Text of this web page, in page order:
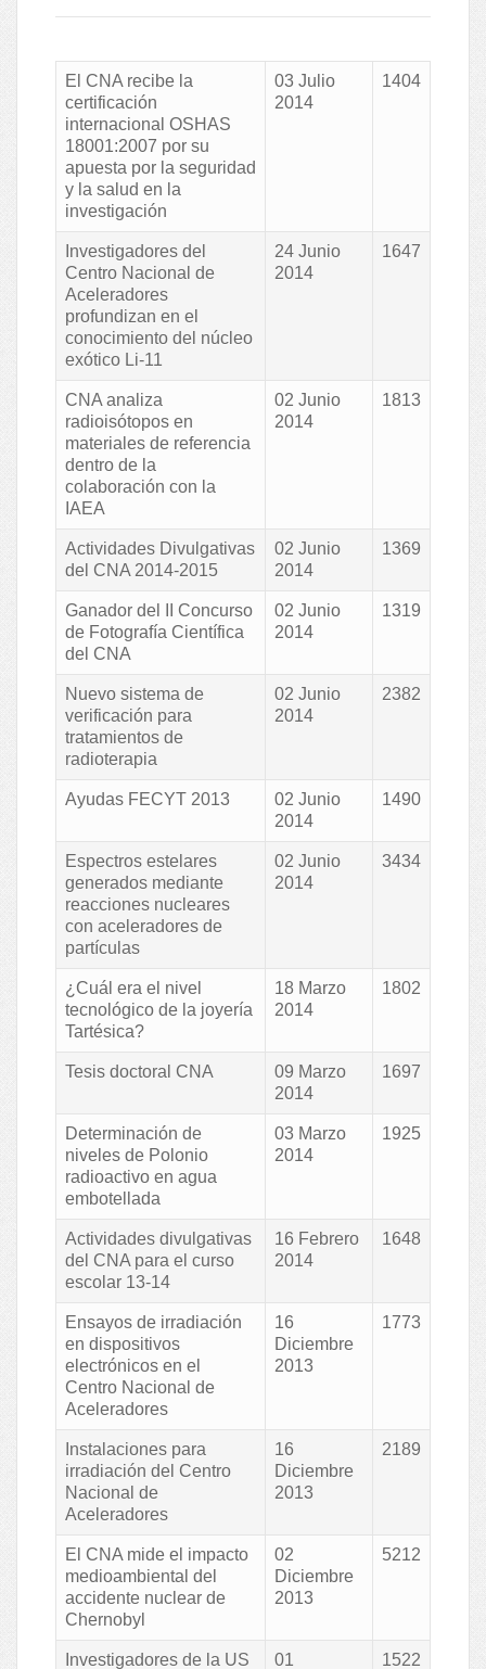
El CNA recibe la
certificación
internacional OSHAS
18001:2007 por su
apuesta por la seguridad
y la salud en la
investigación
03 Julio
2014
1404
Investigadores del
Centro Nacional de
Aceleradores
profundizan en el
conocimiento del núcleo
exótico Li-11
24 Junio
2014
1647
CNA analiza
radioisótopos en
materiales de referencia
dentro de la
colaboración con la
IAEA
02 Junio
2014
1813
Actividades Divulgativas
del CNA 2014-2015
02 Junio
2014
1369
Ganador del II Concurso
de Fotografía Científica
del CNA
02 Junio
2014
1319
Nuevo sistema de
verificación para
tratamientos de
radioterapia
02 Junio
2014
2382
Ayudas FECYT 2013
02 Junio
2014
1490
Espectros estelares
generados mediante
reacciones nucleares
con aceleradores de
partículas
02 Junio
2014
3434
¿Cuál era el nivel
tecnológico de la joyería
Tartésica?
18 Marzo
2014
1802
Tesis doctoral CNA
09 Marzo
2014
1697
Determinación de
niveles de Polonio
radioactivo en agua
embotellada
03 Marzo
2014
1925
Actividades divulgativas
del CNA para el curso
escolar 13-14
16 Febrero
2014
1648
Ensayos de irradiación
en dispositivos
electrónicos en el
Centro Nacional de
Aceleradores
16
Diciembre
2013
1773
Instalaciones para
irradiación del Centro
Nacional de
Aceleradores
16
Diciembre
2013
2189
El CNA mide el impacto
medioambiental del
accidente nuclear de
Chernobyl
02
Diciembre
2013
5212
Investigadores de la US 01 1522